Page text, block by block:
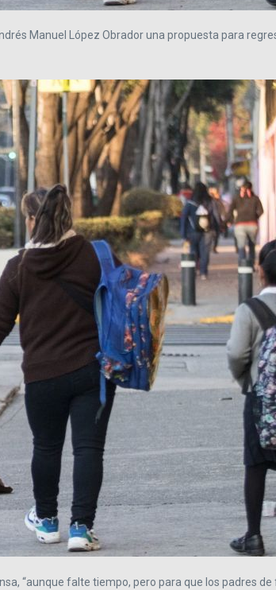
Manuel López Obrador una propuesta para
“aunque falte tiempo, pero para que los padres